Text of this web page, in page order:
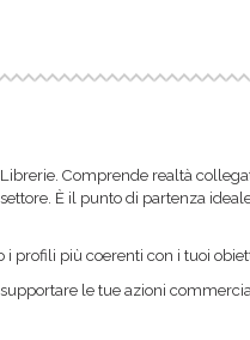
Comprende realtà
È il punto di partenza
profili più coerenti con i tuoi
le tue azioni